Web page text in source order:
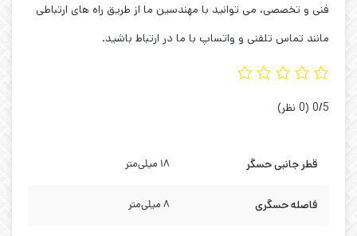
فنی و تخصصی، می توانید با مهندسین ما از طریق راه های ارتباطی
مانند تماس تلفنی و واتساپ با ما در ارتباط باشید.
‫0/5 ‫(0 نظر)
قطر جانبی حسگر ۱۸ میلی‌متر
فاصله حسگری ۸ میلی‌متر